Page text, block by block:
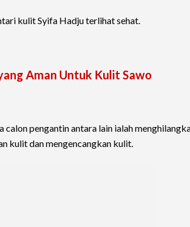
kulit Syifa Hadju terlihat sehat.
Aman Untuk Kulit Sawo
pengantin antara lain ialah
kulit dan mengencangkan kulit.